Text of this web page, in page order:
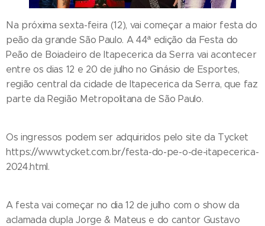
Na próxima sexta-feira (12), vai começar a maior festa do
peão da grande São Paulo. A 44ª edição da Festa do
Peão de Boiadeiro de Itapecerica da Serra vai acontecer
entre os dias 12 e 20 de julho no Ginásio de Esportes,
região central da cidade de Itapecerica da Serra, que faz
parte da Região Metropolitana de São Paulo.
Os ingressos podem ser adquiridos pelo site da Tycket
https://www.tycket.com.br/festa-do-pe-o-de-itapecerica-
2024.html.
A festa vai começar no dia 12 de julho com o show da
aclamada dupla Jorge & Mateus e do cantor Gustavo